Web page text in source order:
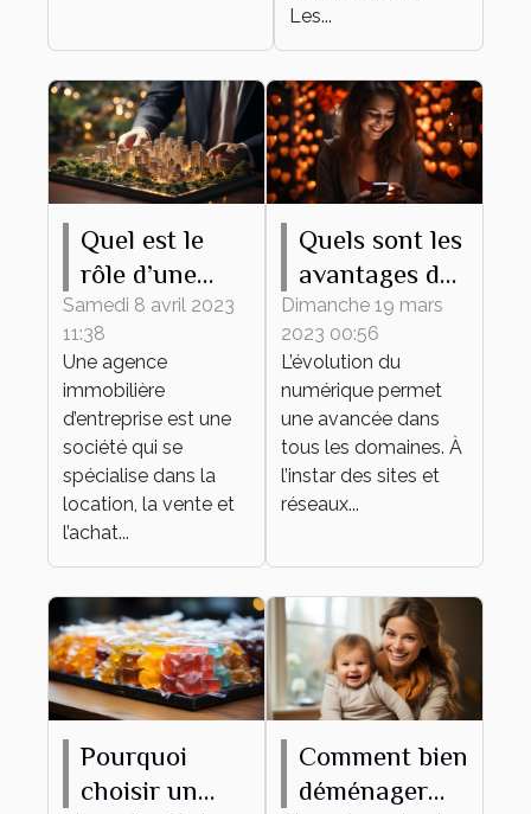
Les...
Quel est le
rôle d’une
agence
immobilière
d’entreprise ?
Samedi 8 avril 2023
11:38
Une agence
immobilière
d’entreprise est une
société qui se
spécialise dans la
location, la vente et
l’achat...
Quels sont les
avantages du
recours à un
site de
rencontre ?
Dimanche 19 mars
2023 00:56
L’évolution du
numérique permet
une avancée dans
tous les domaines. À
l’instar des sites et
réseaux...
Pourquoi
choisir un
Comment bien
déménager